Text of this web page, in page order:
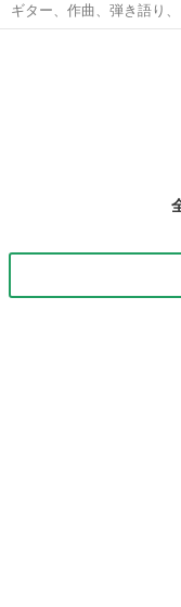
ギター、作曲、弾き語り
なんでも上達目指している